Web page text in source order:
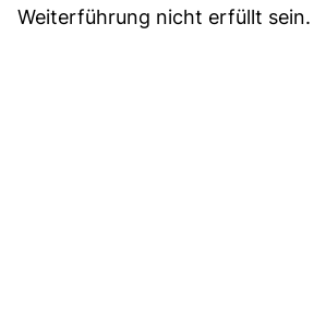
Weiterführung nicht erfüllt sein.